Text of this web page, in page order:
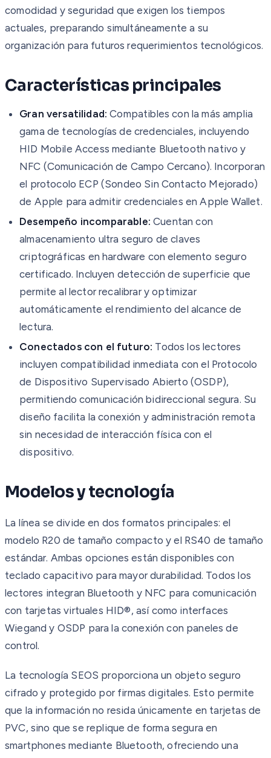
comodidad y seguridad que exigen los tiempos
actuales, preparando simultáneamente a su
organización para futuros requerimientos tecnológicos.
Características principales
Gran versatilidad: Compatibles con la más amplia
gama de tecnologías de credenciales, incluyendo
HID Mobile Access mediante Bluetooth nativo y
NFC (Comunicación de Campo Cercano). Incorporan
el protocolo ECP (Sondeo Sin Contacto Mejorado)
de Apple para admitir credenciales en Apple Wallet.
Desempeño incomparable: Cuentan con
almacenamiento ultra seguro de claves
criptográficas en hardware con elemento seguro
certificado. Incluyen detección de superficie que
permite al lector recalibrar y optimizar
automáticamente el rendimiento del alcance de
lectura.
Conectados con el futuro: Todos los lectores
incluyen compatibilidad inmediata con el Protocolo
de Dispositivo Supervisado Abierto (OSDP),
permitiendo comunicación bidireccional segura. Su
diseño facilita la conexión y administración remota
sin necesidad de interacción física con el
dispositivo.
Modelos y tecnología
La línea se divide en dos formatos principales: el
modelo R20 de tamaño compacto y el RS40 de tamaño
estándar. Ambas opciones están disponibles con
teclado capacitivo para mayor durabilidad. Todos los
lectores integran Bluetooth y NFC para comunicación
con tarjetas virtuales HID®, así como interfaces
Wiegand y OSDP para la conexión con paneles de
control.
La tecnología SEOS proporciona un objeto seguro
cifrado y protegido por firmas digitales. Esto permite
que la información no resida únicamente en tarjetas de
PVC, sino que se replique de forma segura en
smartphones mediante Bluetooth, ofreciendo una